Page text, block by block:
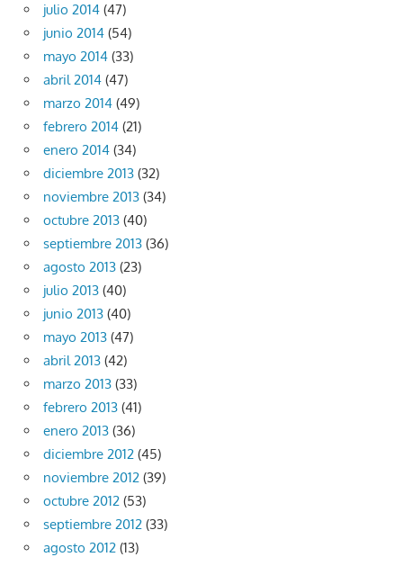
julio 2014 (47)
junio 2014 (54)
mayo 2014 (33)
abril 2014 (47)
marzo 2014 (49)
febrero 2014 (21)
enero 2014 (34)
diciembre 2013 (32)
noviembre 2013 (34)
octubre 2013 (40)
septiembre 2013 (36)
agosto 2013 (23)
julio 2013 (40)
junio 2013 (40)
mayo 2013 (47)
abril 2013 (42)
marzo 2013 (33)
febrero 2013 (41)
enero 2013 (36)
diciembre 2012 (45)
noviembre 2012 (39)
octubre 2012 (53)
septiembre 2012 (33)
agosto 2012 (13)